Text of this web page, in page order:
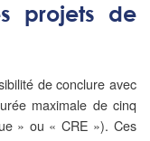
projets de
de conclure avec
maximale de cinq
» ou « CRE »). Ces